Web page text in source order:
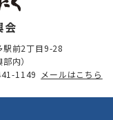
会
駅前2丁目9-28
内）
1149 メールはこちら